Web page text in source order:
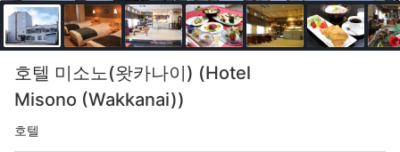
호텔 미소노(왓카나이) (Hotel
Misono (Wakkanai))
호텔